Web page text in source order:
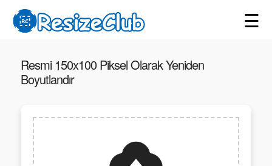
☰
Resmi 150x100 Piksel Olarak Yeniden
Boyutlandır